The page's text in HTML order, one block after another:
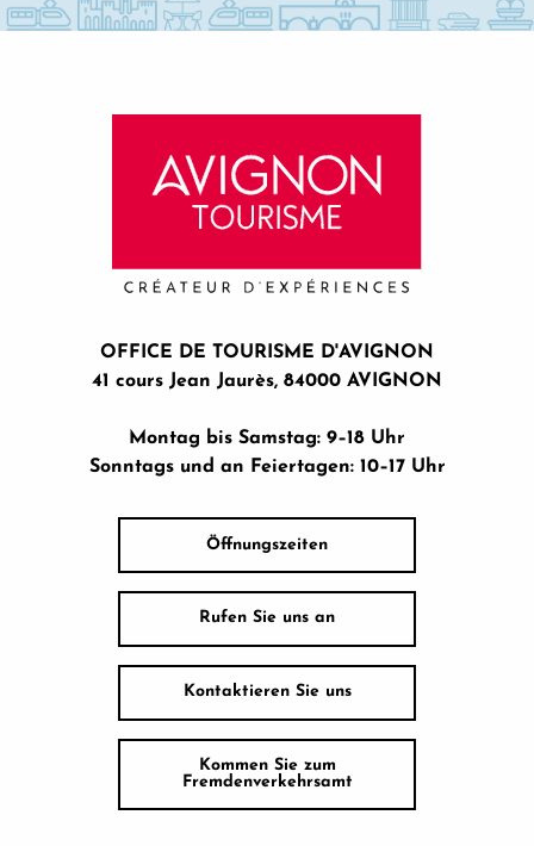
OFFICE DE TOURISME D'AVIGNON
41 cours Jean Jaurès, 84000 AVIGNON
Montag bis Samstag: 9–18 Uhr
Sonntags und an Feiertagen: 10–17 Uhr
Öffnungszeiten
Rufen Sie uns an
Kontaktieren Sie uns
Kommen Sie zum
Fremdenverkehrsamt